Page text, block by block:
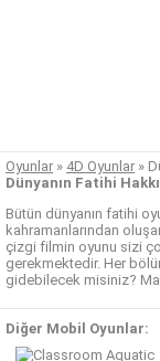
Oyunlar » 4D Oyunlar »
Dünyanın Fatihi
Bütün dünyanın fatihi
kahramanlarından
çizgi filmin oyunu sizi
gerekmektedir. Her
gidebilecek misiniz?
Diğer Mobil Oyunlar: